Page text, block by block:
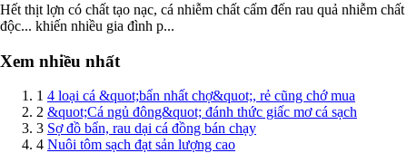
Hết thịt lợn có chất tạo nạc, cá nhiễm chất cấm đến rau quả nhiễm chất
độc... khiến nhiều gia đình p...
Xem nhiều nhất
1 4 loại cá &quot;bẩn nhất chợ&quot;, rẻ cũng chớ mua
2 &quot;Cá ngủ đông&quot; đánh thức giấc mơ cá sạch
3 Sợ đồ bẩn, rau dại cá đồng bán chạy
4 Nuôi tôm sạch đạt sản lượng cao